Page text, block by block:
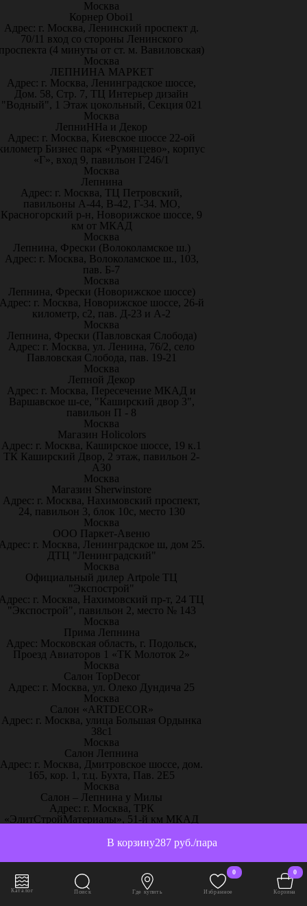
287 руб./пара
В корзину
Москва
Корнер Oboi1
Адрес: г. Москва, Ленинский проспект д.
70/11 вход со стороны Ленинского
(4 минуты от ст. м. Вавиловская)
Москва
ЛЕПНИНА МАРКЕТ
Адрес: г. Москва, Ленинградское шоссе,
Дом. 58, Стр. 7, ТЦ Интерьер дизайн
"Водный", 1 Этаж цокольный, Секция 021
Москва
ЛепниННа и Декор
Адрес: г. Москва, Киевское шоссе 22-ой
Бизнес парк «Румянцево», корпус
«Г», вход 9, павильон Г246/1
Москва
Лепнина
Адрес: г. Москва, ТЦ Петровский,
павильоны А-44, В-42, Г-34. МО,
Красногорский р-н, Новорижское шоссе, 9
км от МКАД
Москва
Лепнина, Фрески (Волоколамское ш.)
Адрес: г. Москва, Волоколамское ш., 103,
пав. Б-7
Москва
Лепнина, Фрески (Новорижское шоссе)
г. Москва, Новорижское шоссе, 26-й
километр, с2, пав. Д-23 и А-2
Москва
Лепнина, Фрески (Павловская Слобода)
Адрес: г. Москва, ул. Ленина, 76/2, село
Павловская Слобода, пав. 19-21
Москва
Лепной Декор
Адрес: г. Москва, Пересечение МКАД и
Варшавское ш-се, "Каширский двор 3",
павильон П - 8
Москва
Магазин Holicolors
Адрес: г. Москва, Каширское шоссе, 19 к.1
ТК Каширский Двор, 2 этаж, павильон 2-
А30
Москва
Магазин Sherwinstore
Адрес: г. Москва, Нахимовский проспект,
24, павильон 3, блок 10с, место 130
Москва
ООО Паркет-Авeню
г. Москва, Ленинградское ш, дом 25.
ДТЦ "Ленинградский"
Москва
Официальный дилер Artpole ТЦ
"Экспострой"
г. Москва, Нахимовский пр-т, 24 ТЦ
"Экспострой", павильон 2, место № 143
Москва
Прима Лепнина
Адрес: Московская область, г. Подольск,
Проезд Авиаторов 1 «ТК Молоток 2»
Москва
Салон TopDecor
Адрес: г. Москва, ул. Олеко Дундича 25
Москва
Салон «ARTDECOR»
Адрес: г. Москва, улица Большая Ордынка
38с1
Москва
Салон Лепнина
Адрес: г. Москва, Дмитровское шоссе, дом.
165, кор. 1, т.ц. Бухта, Пав. 2Е5
Москва
Салон – Лепнина у Милы
Адрес: г. Москва, ТРК
«ЭлитСтройМатериалы», 51-й км МКАД
павильон С13
Творческий дом «Красота и уют»
Адрес: г. Москва, ул. Рябиновая, 41, ЭДЦ
Madex (2 этаж прямо от эскалатора эксп. 2-
27, 2-28)
Каталог Поиск Где купить
0
Избранное
0
Корзина